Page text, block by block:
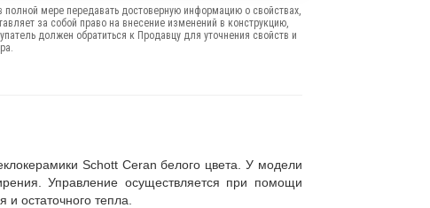
мере передавать достоверную информацию о свойствах,
за собой право на внесение изменений в конструкцию,
должен обратиться к Продавцу для уточнения свойств и
Schott Ceran белого цвета. У модели
Управление осуществляется при помощи
остаточного тепла.